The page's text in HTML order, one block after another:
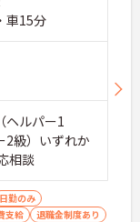
車15分
ルパー1
2級）いずれか
相談
日勤のみ
支給 退職金制度あり